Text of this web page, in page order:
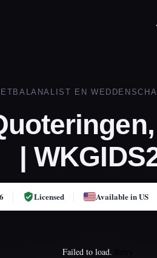
EN
|
Licensed Available in US
Failed to load.